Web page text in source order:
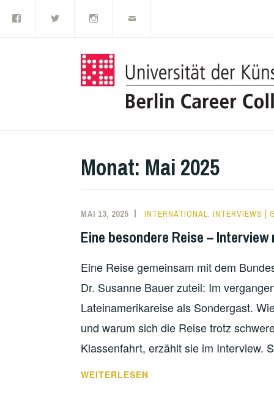
Inhalt
Monat: Mai 2025
MAI 13, 2025 INTERNATIONAL INTERVIEWS |
Eine besondere Reise –
Eine Reise gemeinsam mit dem
Dr. Susanne Bauer zuteil: Im
Lateinamerikareise als Sondergast.
und warum sich die Reise trotz
Klassenfahrt, erzählt sie im Interview.
EINE
WEITERLESEN